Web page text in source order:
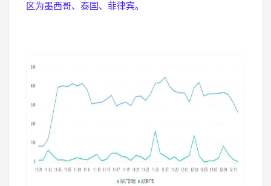
区为墨西哥、泰国、菲律宾。